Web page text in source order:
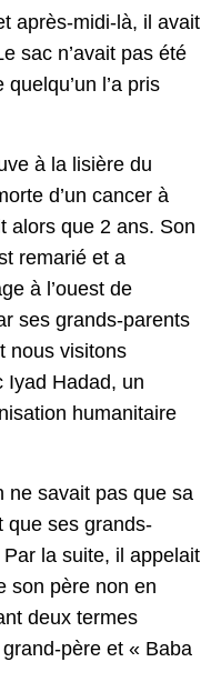
après-midi-là, il avait
sac n’avait pas été
l’a pris
à la lisière du
d’un cancer à
alors que 2 ans. Son
remarié et a
à l’ouest de
ses grands-parents
nous visitons
Iyad Hadad, un
humanitaire
ne savait pas que sa
que ses grands-
la suite, il appelait
son père non en
deux termes
père et « Baba